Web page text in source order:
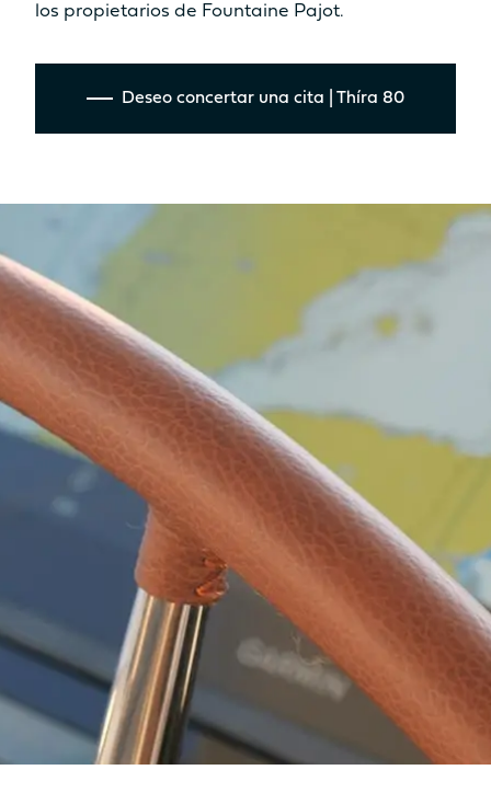
los propietarios de Fountaine Pajot.
Deseo concertar una cita | Thíra 80